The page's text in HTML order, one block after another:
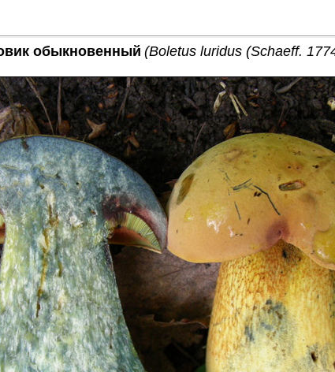
обыкновенный (Boletus luridus (Schaeff.